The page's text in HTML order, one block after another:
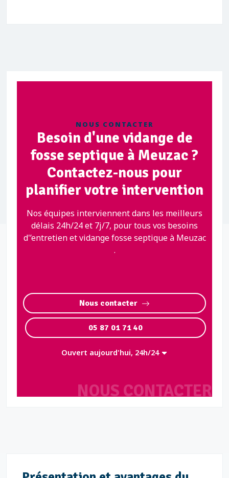
NOUS CONTACTER
NOUS CONTACTER
Besoin d'une vidange de
fosse septique à Meuzac ?
Contactez-nous pour
planifier votre intervention
Nos équipes interviennent dans les meilleurs
délais 24h/24 et 7j/7, pour tous vos besoins
d'’entretien et vidange fosse septique à Meuzac
.
Nous contacter
05 87 01 71 40
Ouvert aujourd'hui, 24h/24